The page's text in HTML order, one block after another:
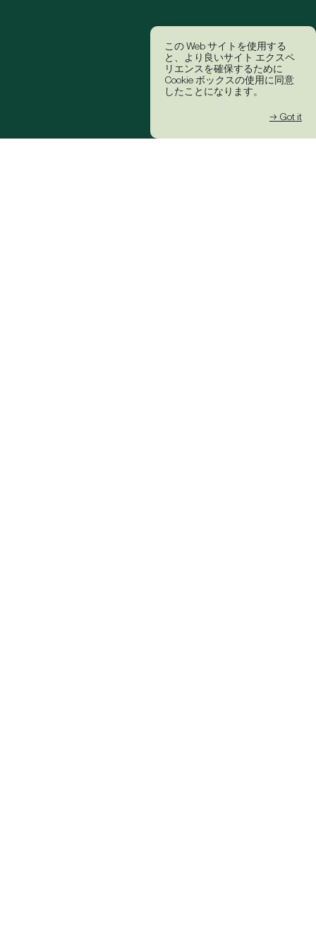
この Web サイトを使用する
と、より良いサイト エクスペ
リエンスを確保するために
Cookie ボックスの使用に同意
したことになります。
→ Got it